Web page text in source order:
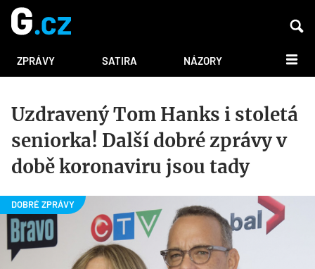
ZPRÁVY SATIRA NÁZORY DALŠÍ
Uzdravený Tom Hanks i stoletá
seniorka! Další dobré zprávy v
době koronaviru jsou tady